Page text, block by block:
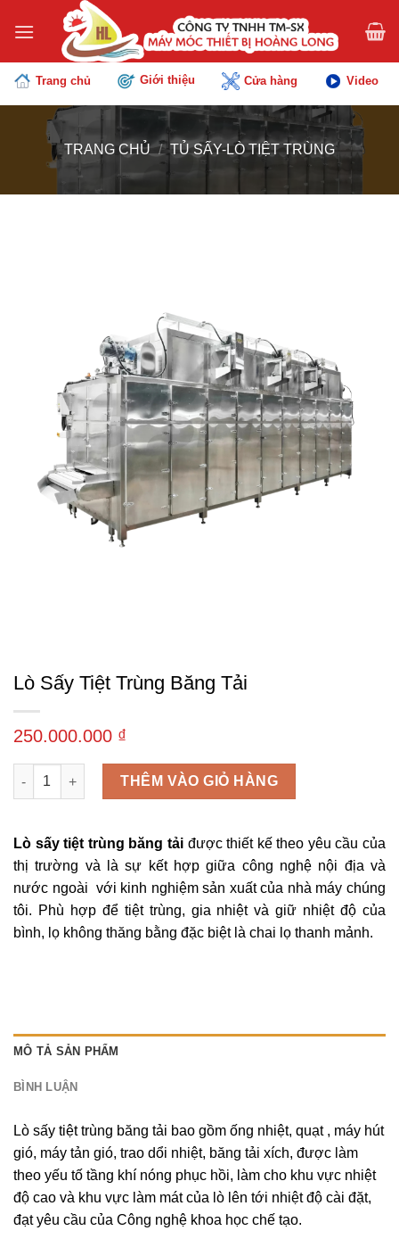
đến
dung Trang chủ Giới thiệu Cửa hàng Video
TRANG CHỦ / TỦ SẤY-LÒ TIỆT TRÙNG
Lò Sấy Tiệt Trùng Băng Tải
250.000.000 ₫
Lò sấy tiệt trùng băng tải số lượng
THÊM VÀO GIỎ HÀNG
Lò sấy tiệt trùng băng tảiđược thiết kế theo yêu cầu của
thị trường và là sự kết hợp giữa công nghệ nội địa và
nước ngoài với kinh nghiệm sản xuất của nhà máy chúng
tôi. Phù hợp để tiệt trùng, gia nhiệt và giữ nhiệt độ của
bình, lọ không thăng bằng đặc biệt là chai lọ thanh mảnh.
MÔ TẢ SẢN PHẨM
BÌNH LUẬN
Lò sấy tiệt trùng băng tải bao gồm ống nhiệt, quạt , máy hút
gió, máy tản gió, trao dổi nhiệt, băng tải xích, được làm
theo yếu tố tầng khí nóng phục hồi, làm cho khu vực nhiệt
độ cao và khu vực làm mát của lò lên tới nhiệt độ cài đặt,
đạt yêu cầu của Công nghệ khoa học chế tạo.